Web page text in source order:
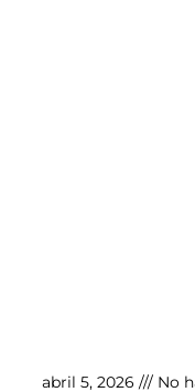
abril 5, 2026 No